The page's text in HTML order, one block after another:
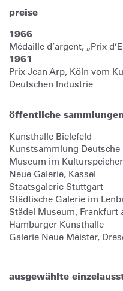
preise
1966
Médaille d’argent, „Prix
1961
Prix Jean Arp, Köln vom
Deutschen Industrie
öffentliche sammlungen
Kunsthalle Bielefeld
Kunstsammlung
Museum im
Neue Galerie, Kassel
Staatsgalerie Stuttgart
Städtische Galerie im
Städel Museum, Frankfurt
Hamburger Kunsthalle
Galerie Neue Meister,
ausgewählte